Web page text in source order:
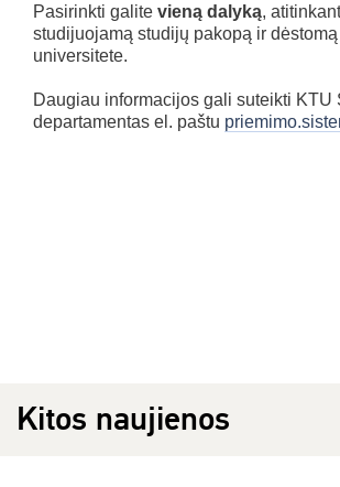
Pasirinkti galite vieną dalyką,
studijuojamą studijų pakopą ir
universitete.
Daugiau informacijos gali suteikti KTU
departamentas el. paštu
Kitos naujienos